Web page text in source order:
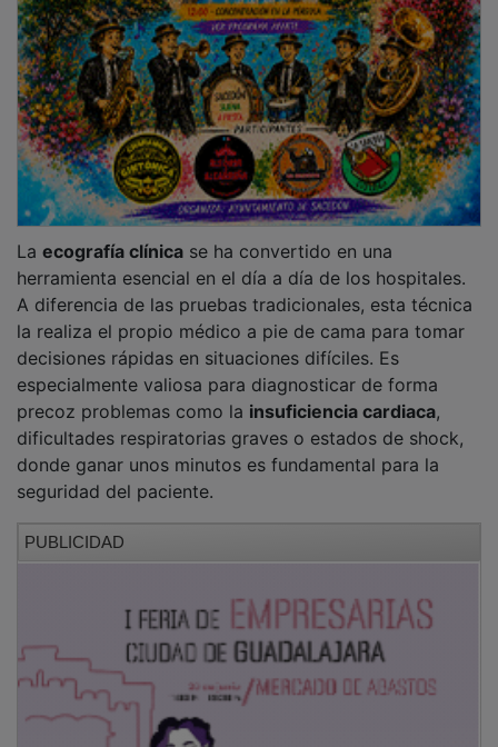
seguridad del paciente.
PUBLICIDAD
y de la colaboración estrecha con otros servicios del
hospital, como Cardiología y Radiodiagnóstico. Según
explican los responsables de la unidad, el uso del
ecógrafo no busca sustituir a los especialistas en
radiología, sino complementar la exploración física
tradicional para que la medicina sea más ágil y